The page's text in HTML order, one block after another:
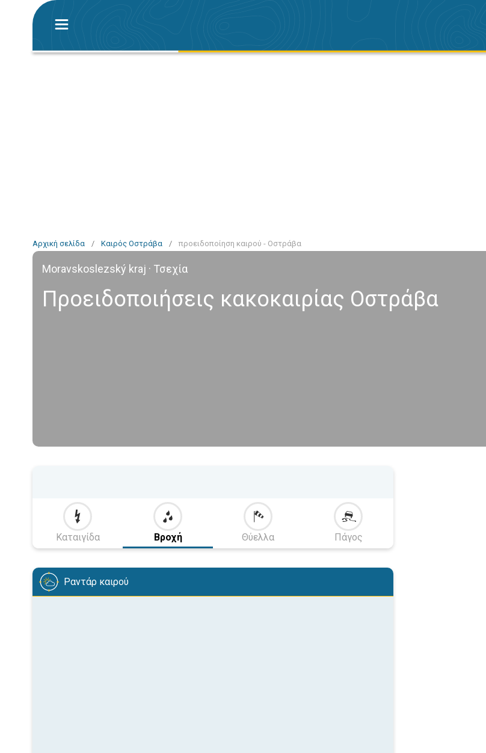
Αρχική σελίδα / Καιρός Οστράβα / προειδοποίηση καιρού - Οστράβα
Moravskoslezský kraj · Τσεχία
Προειδοποιήσεις κακοκαιρίας Οστράβα
Καταιγίδα Βροχή Θύελλα Πάγος
Ραντάρ καιρού